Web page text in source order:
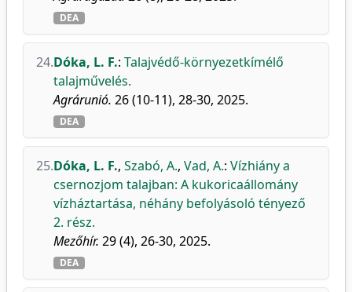
DEA
24.Dóka, L. F.: Talajvédő-környezetkímélő
talajművelés.
Agrárunió. 26 (10-11), 28-30, 2025.
DEA
25.Dóka, L. F., Szabó, A., Vad, A.: Vízhiány a
csernozjom talajban: A kukoricaállomány
vízháztartása, néhány befolyásoló tényező
2. rész.
Mezőhír. 29 (4), 26-30, 2025.
DEA